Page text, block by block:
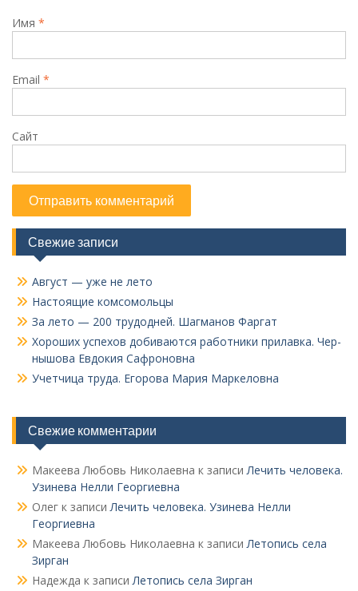
Имя *
Email *
Сайт
Свежие записи
Август — уже не лето
Настоящие комсомольцы
За лето — 200 трудодней. Шагманов Фаргат
Хороших успехов добиваются работники прилавка. Чер­
нышова Евдокия Сафроновна
Учетчица труда. Его­рова Мария Маркеловна
Свежие комментарии
Макеева Любовь Николаевна к записиЛечить человека.
Узинева Нелли Георгиевна
Олег к записиЛечить человека. Узинева Нелли
Георгиевна
Макеева Любовь Николаевна к записиЛетопись села
Зирган
Надежда к записиЛетопись села Зирган